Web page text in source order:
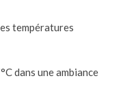
températures
dans une ambiance